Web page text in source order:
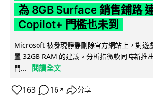
為 8GB Surface 銷售鋪路
Copilot+ 門檻也未到
Microsoft 被發現靜靜刪除官方網站上，對遊
置 32GB RAM 的建議。分析指微軟同時新推
門...
閱讀全文
163 16 ↗ 分享